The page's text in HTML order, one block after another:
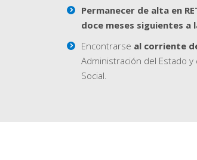
Permanecer de alta en
doce meses siguientes
Encontrarse al corriente
Administración del Estado y
Social.